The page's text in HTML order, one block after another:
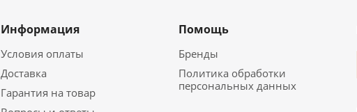
Информация
Условия оплаты
Доставка
Гарантия на товар
Помощь
Бренды
Политика обработки
персональных данных